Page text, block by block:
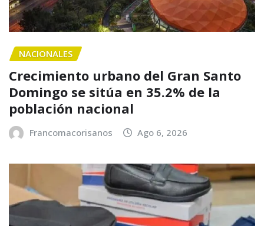
NACIONALES
Crecimiento urbano del Gran Santo
Domingo se sitúa en 35.2% de la
población nacional
Francomacorisanos Ago 6, 2026